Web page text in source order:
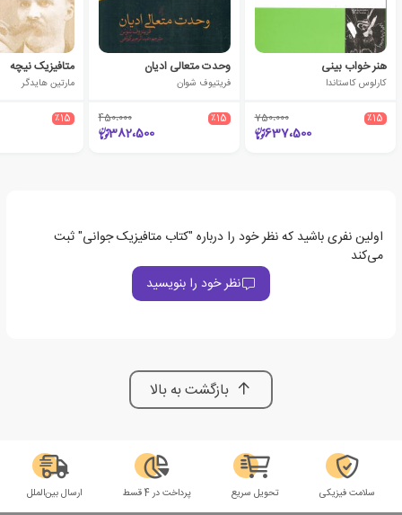
هنر خواب بینی
کارلوس کاستاندا
٪15 750،000
637،500
وحدت متعالی ادیان
فریتیوف شوان
٪15 450،000
382،500
متافیزیک نیچه
مارتین هایدگر
٪15
اولین نفری باشید که نظر خود را درباره "کتاب متافیزیک جوانی" ثبت
می‌کند
نظر خود را بنویسید
بازگشت به بالا
سلامت فیزیکی تحویل سریع پرداخت در 4 قسط ارسال بین‌الملل